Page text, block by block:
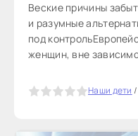
Веские причины
и разумные
под
женщин, вне
Наши дети /